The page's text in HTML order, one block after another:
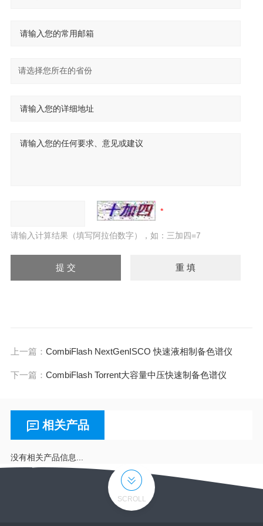
请输入计算结果（填写阿拉伯数字），如：三加四=7
上一篇： CombiFlash NextGenISCO 快速液相制备色谱仪
下一篇： CombiFlash Torrent大容量中压快速制备色谱仪
相关产品
没有相关产品信息...
SCROLL